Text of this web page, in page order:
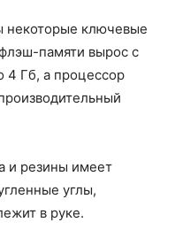
некоторые ключевые
памяти вырос с
4 Гб, а процессор
и резины имеет
углы,
в руке.